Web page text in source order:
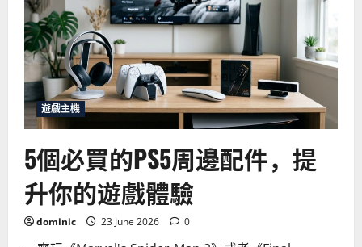
怎
麼
辦？
2026
年
最
常
見
主
機
問
題
解
決
方
法
遊戲主機
5個必買的PS5周邊配件，提
升你的遊戲體驗
dominic 23 June 2026 0